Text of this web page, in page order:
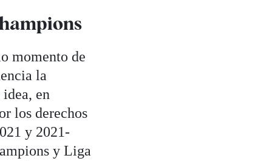
momento de
la
en
los derechos
y 2021-
y Liga